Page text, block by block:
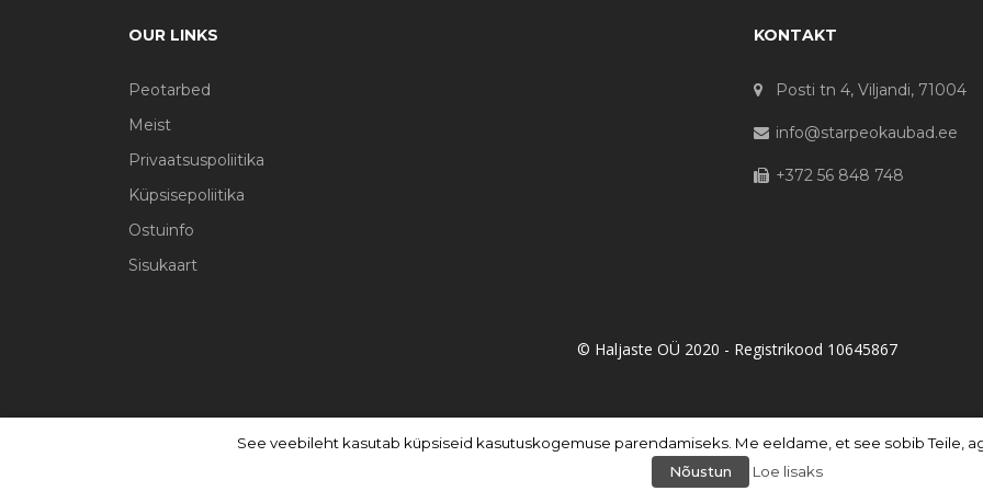
OUR LINKS
Peotarbed
Meist
Privaatsuspoliitika
Küpsisepoliitika
Ostuinfo
Sisukaart
KONTAKT
Posti tn 4, Viljandi, 71004
info@starpeokaubad.ee
+372 56 848 748
© Haljaste OÜ 2020 - Registrikood 10645867
PHP Code SnippetsPowered By :
See veebileht kasutab küpsiseid kasutuskogemuse parendamiseks. Me eeldame, et see sobib Teile,
Nõustun
Loe lisaks